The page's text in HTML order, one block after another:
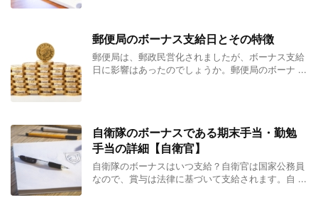
郵便局のボーナス支給日とその特徴
郵便局は、郵政民営化されましたが、ボーナス支給
日に影響はあったのでしょうか。郵便局のボーナ ...
自衛隊のボーナスである期末手当・勤勉
手当の詳細【自衛官】
自衛隊のボーナスはいつ支給？自衛官は国家公務員
なので、賞与は法律に基づいて支給されます。自 ...